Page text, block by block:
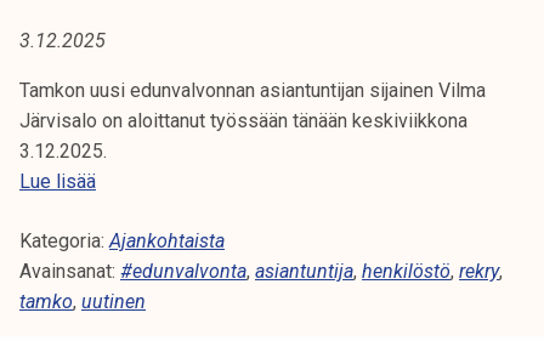
i
k
o
r
k
e
a
k
o
H
E
K
I
3.12.2025
Tamkon uusi edunvalvonnan asiantuntijan sijainen Vilma
Järvisalo on aloittanut työssään tänään keskiviikkona
3.12.2025.
Lue lisääT
m
k
o
Kategoria:Ajankohtaista
Avainsanat: #edunvalvonta, asiantuntija, henkilöstö, rekry,
tamko, uutinen